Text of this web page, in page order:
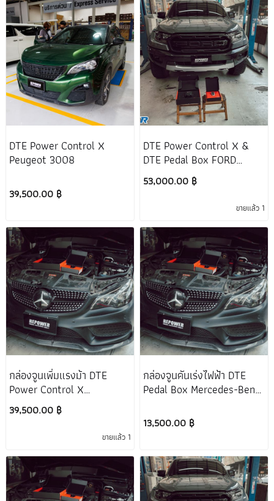
DTE Power Control X
Peugeot 3008
39,500.00 ฿
DTE Power Control X &
DTE Pedal Box FORD
RANGER RAPTOR
53,000.00 ฿
ขายแล้ว 1
กล่องจูนเพิ่มแรงม้า DTE
Power Control X
Mercedes-Benz E-Coupe
W207
39,500.00 ฿
ขายแล้ว 1
กล่องจูนคันเร่งไฟฟ้า DTE
Pedal Box Mercedes-Benz
13,500.00 ฿